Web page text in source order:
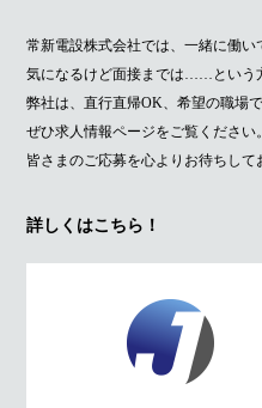
常新電設株式会社では、一緒に働い
気になるけど面接までは……という
弊社は、直行直帰OK、希望の職場
ぜひ求人情報ページをご覧ください。
皆さまのご応募を心よりお待ちして
詳しくはこちら！